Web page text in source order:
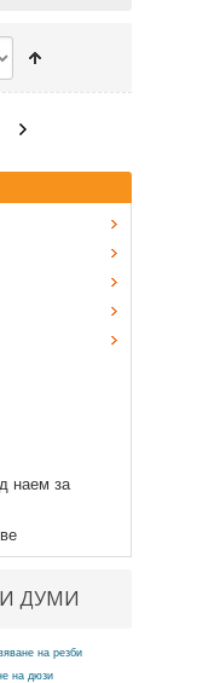
наем за
ДУМИ
на резби
на дюзи